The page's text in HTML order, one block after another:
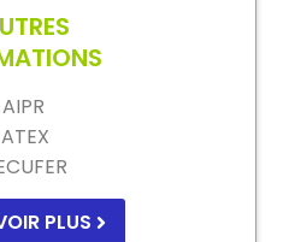
AIPR
ATEX
PLUS